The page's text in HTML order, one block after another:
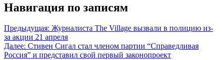
Навигация по записям
Предыдущая: Журналиста The Village вызвали в полицию из-
за акции 21 апреля
Далее: Стивен Сигал стал членом партии “Справедливая
Россия” и представил свой первый законопроект